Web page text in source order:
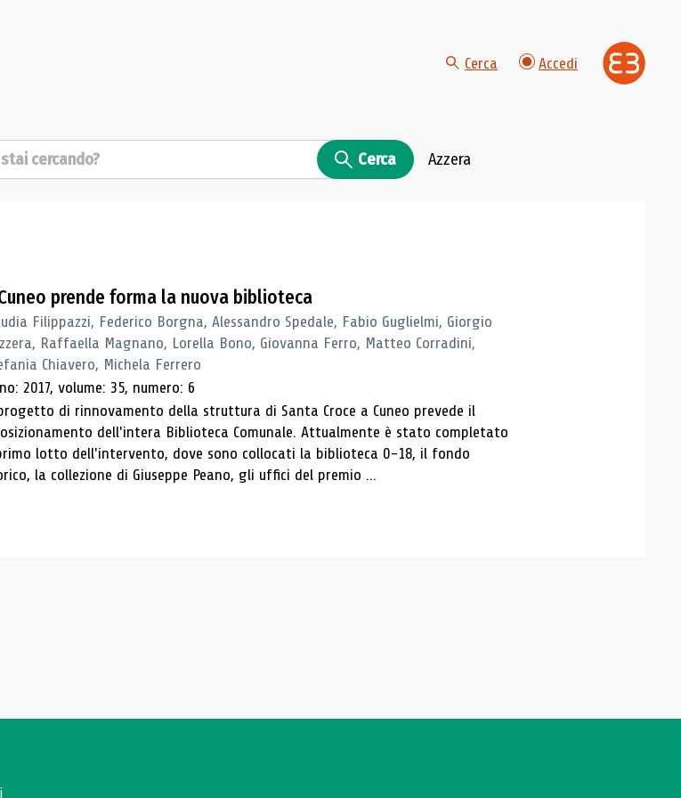
Cerca Accedi
Cerca Azzera
prende forma la nuova biblioteca
Filippazzi, Federico Borgna, Alessandro Spedale, Fabio Guglielmi, Giorgio
Raffaella Magnano, Lorella Bono, Giovanna Ferro, Matteo Corradini,
Chiavero, Michela Ferrero
2017, volume: 35, numero: 6
di rinnovamento della struttura di Santa Croce a Cuneo prevede il
dell'intera Biblioteca Comunale. Attualmente è stato completato
lotto dell'intervento, dove sono collocati la biblioteca 0-18, il fondo
la collezione di Giuseppe Peano, gli uffici del premio ...